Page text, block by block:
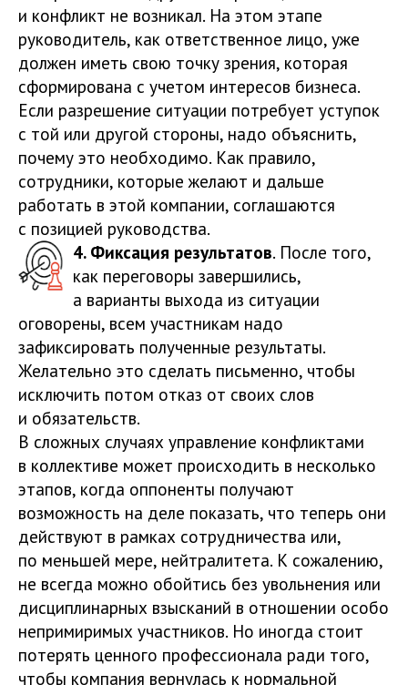
и конфликт не возникал. На этом этапе
руководитель, как ответственное лицо, уже
должен иметь свою точку зрения, которая
сформирована с учетом интересов бизнеса.
Если разрешение ситуации потребует уступок
с той или другой стороны, надо объяснить,
почему это необходимо. Как правило,
сотрудники, которые желают и дальше
работать в этой компании, соглашаются
с позицией руководства.
4. Фиксация результатов. После того,
как переговоры завершились,
а варианты выхода из ситуации
оговорены, всем участникам надо
зафиксировать полученные результаты.
Желательно это сделать письменно, чтобы
исключить потом отказ от своих слов
и обязательств.
В сложных случаях управление конфликтами
в коллективе может происходить в несколько
этапов, когда оппоненты получают
возможность на деле показать, что теперь они
действуют в рамках сотрудничества или,
по меньшей мере, нейтралитета. К сожалению,
не всегда можно обойтись без увольнения или
дисциплинарных взысканий в отношении особо
непримиримых участников. Но иногда стоит
потерять ценного профессионала ради того,
чтобы компания вернулась к нормальной